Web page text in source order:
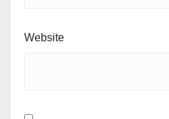
Website